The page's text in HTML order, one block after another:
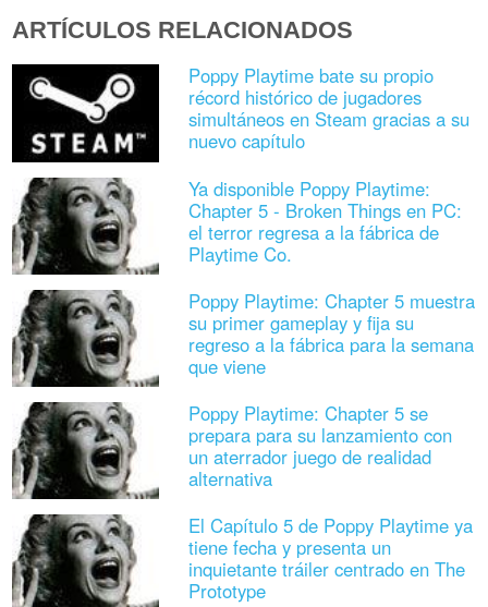
ARTÍCULOS RELACIONADOS
Poppy Playtime bate su propio
récord histórico de jugadores
simultáneos en Steam gracias a su
nuevo capítulo
Ya disponible Poppy Playtime:
Chapter 5 - Broken Things en PC:
el terror regresa a la fábrica de
Playtime Co.
Poppy Playtime: Chapter 5 muestra
su primer gameplay y fija su
regreso a la fábrica para la semana
que viene
Poppy Playtime: Chapter 5 se
prepara para su lanzamiento con
un aterrador juego de realidad
alternativa
El Capítulo 5 de Poppy Playtime ya
tiene fecha y presenta un
inquietante tráiler centrado en The
Prototype